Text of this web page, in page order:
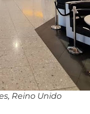
Reino Unido